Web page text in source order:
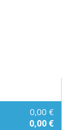
0,00 €
0,00 €